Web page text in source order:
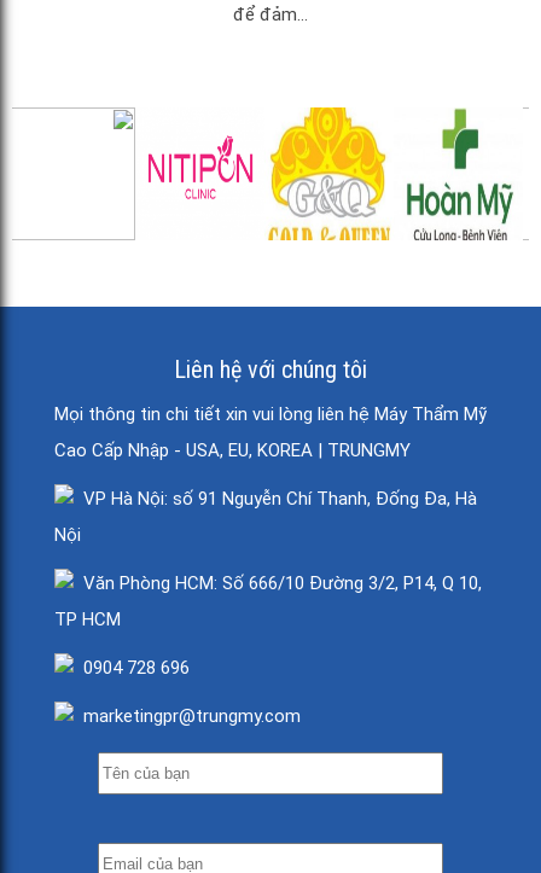
để đảm...
Liên hệ với chúng tôi
Mọi thông tin chi tiết xin vui lòng liên hệ Máy Thẩm Mỹ
Cao Cấp Nhập - USA, EU, KOREA | TRUNGMY
VP Hà Nội: số 91 Nguyễn Chí Thanh, Đống Đa, Hà
Nội
Văn Phòng HCM: Số 666/10 Đường 3/2, P14, Q 10,
TP HCM
0904 728 696
marketingpr@trungmy.com